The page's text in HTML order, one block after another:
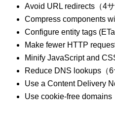
Avoid URL redirects（4サ
Compress components
Configure entity tags
Make fewer HTTP
Minify JavaScript and
Reduce DNS lookups（6
Use a Content Delivery
Use cookie-free domains